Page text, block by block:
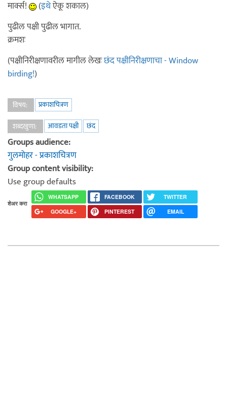
मार्क्स!
(इथेऐकू शकाल)
पुढील पक्षी पुढील भागात.
क्रमशः
(पक्षीनिरीक्षणावरील मागील लेखःछंद पक्षीनिरीक्षणाचा - Window
birding!)
विषय:
प्रकाशचित्रण
शब्दखुणा:
आवडता पक्षी छंद
Groups audience:
गुलमोहर - प्रकाशचित्रण
Group content visibility:
Use group defaults
शेअर करा
WHATSAPP FACEBOOK
TWITTER
GOOGLE+
PINTEREST EMAIL